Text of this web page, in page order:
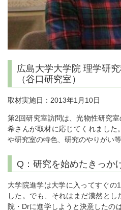
広島大学大学院 理学研
（谷口研究室）
取材実施日：2013年1月10日
第2回研究室訪問は、光物性研究
希さんが取材に応じてくれました
や研究室の特色、研究のやりがい
Q：研究を始めたきっか
大学院進学は大学に入ってすぐの
した。でも、それはまだ漠然と
院・Drに進学しようと決意したの